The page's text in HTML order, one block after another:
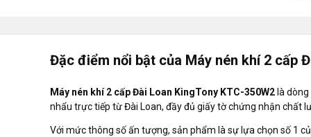
Đặc điểm nổi bật của Máy nén khí 2 cấp
Máy nén khí 2 cấp Đài Loan KingTony KTC-350W2là dòng
nhẩu trực tiếp từ Đài Loan, đầy đủ giấy tờ chứng nhận chất
Với mức thông số ấn tượng, sản phẩm là sự lựa chọn số 1